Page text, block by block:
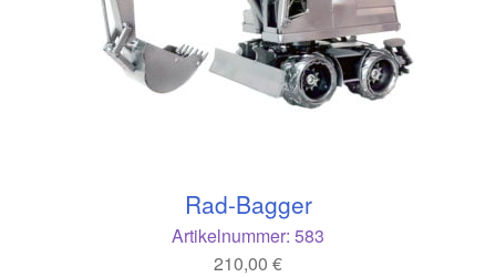
Rad-Bagger
Artikelnummer: 583
210,00 €